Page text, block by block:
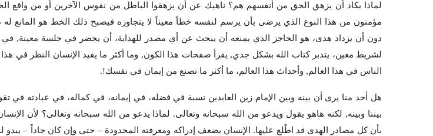
لماذا يكاد أن يزهق الحق من أنفسهم هم؟ ناهيك عن أن يزهقوا الباطل من نفوس الآخرين أو من واقع
مؤمنون من هذا النوع الذي يرضى بأن يرسم لنفسه خطاً معيناً لا يتجاوزه فيصبح ذلك الخط هو المانع له
دون أن يزداد هدى، هو الحاجز الذي يمنعه أن يبحث عن أي مصدر للهداية، أن يحضر في جلسة معينة,
لشريط معين، يتدبر كتاب الله بشكل جدي, يقرأ صفحات هذا الكون, وما أكثر ما يفيد الإنسان النظر في هذا
الناس في هذا العالم, وأحداث هذا العالم، ما أكثر ما تصنع من إيمان في نفسك!.
هل أحد منا يرى أن بينه وبين الإمام زين العابدين نسبة في فضله، في إيمانه، في كماله، في عبادته في
بيننا وبينه, لكنه هاهو يقول ويدعو من الله سبحانه وتعالى. لماذا يدعو من الله سبحانه وتعالى؟ لأن
بأن كل مصادر الهدى قد اطّلع عليها. الإنسان بضعف إدراكه ومعرفته المحدودة – حتى وإن كان جاداً – يبدو